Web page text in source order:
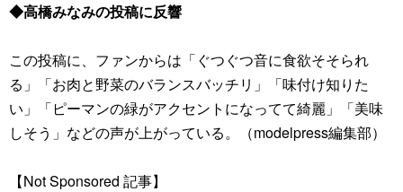
◆高橋みなみの投稿に反響
この投稿に、ファンからは「ぐつぐつ音に食欲そそられ
る」「お肉と野菜のバランスバッチリ」「味付け知りた
い」「ピーマンの緑がアクセントになってて綺麗」「美味
しそう」などの声が上がっている。（modelpress編集部）
【Not Sponsored 記事】